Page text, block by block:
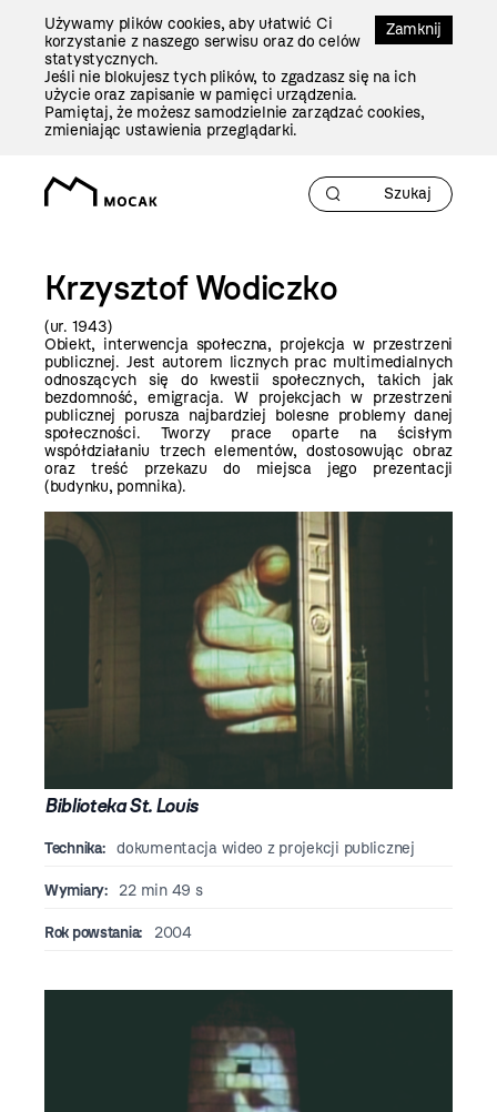
Zamknij
Używamy plików cookies, aby ułatwić Ci
korzystanie z naszego serwisu oraz do celów
statystycznych.
Jeśli nie blokujesz tych plików, to zgadzasz się na ich
użycie oraz zapisanie w pamięci urządzenia.
Pamiętaj, że możesz samodzielnie zarządzać cookies,
zmieniając ustawienia przeglądarki.
Krzysztof Wodiczko
(ur. 1943)
Obiekt, interwencja społeczna, projekcja w przestrzeni
publicznej. Jest autorem licznych prac multimedialnych
odnoszących się do kwestii społecznych, takich jak
bezdomność, emigracja. W projekcjach w przestrzeni
publicznej porusza najbardziej bolesne problemy danej
społeczności. Tworzy prace oparte na ścisłym
współdziałaniu trzech elementów, dostosowując obraz
oraz treść przekazu do miejsca jego prezentacji
(budynku, pomnika).
Biblioteka St. Louis
Technika: dokumentacja wideo z projekcji publicznej
Wymiary: 22 min 49 s
Rok powstania: 2004